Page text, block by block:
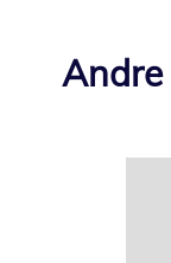
Andre